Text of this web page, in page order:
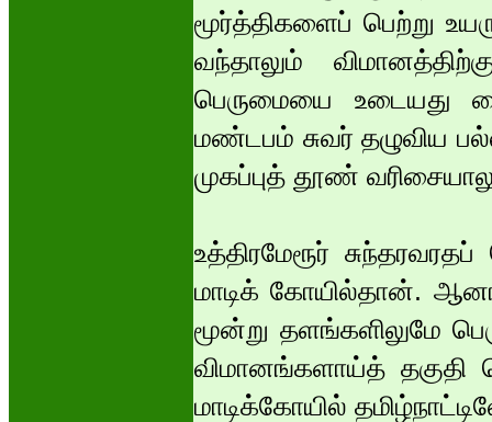
மூர்த்திகளைப் பெற்று
வந்தாலும்
பெருமையை உடையது
மண்டபம் சுவர் தழுவிய
முகப்புத் தூண்
உத்திரமேரூர்
மாடிக் கோயில்தான்.
மூன்று தளங்களிலுமே
விமானங்களாய்த்
மாடிக்கோயில்